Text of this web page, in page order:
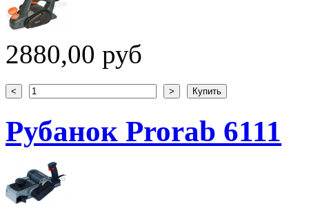
2880,00 руб
Рубанок Prorab 6111